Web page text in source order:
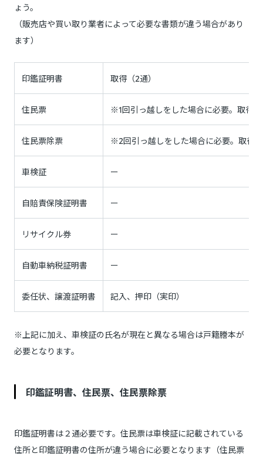
ょう。
（販売店や買い取り業者によって必要な書類が違う場合があり
ます）
印鑑証明書 取得（2通）
住民票 ※1回引っ越しをした場合に必要。取得
住民票除票 ※2回引っ越しをした場合に必要。取得
車検証 ー
自賠責保険証明書 ー
リサイクル券 ー
自動車納税証明書 ー
委任状、譲渡証明書 記入、押印（実印）
※上記に加え、車検証の氏名が現在と異なる場合は戸籍謄本が
必要となります。
印鑑証明書、住民票、住民票除票
印鑑証明書は２通必要です。住民票は車検証に記載されている
住所と印鑑証明書の住所が違う場合に必要となります（住民票